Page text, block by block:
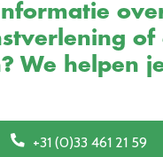
of
We helpen
+31 (0)33 461 21 59